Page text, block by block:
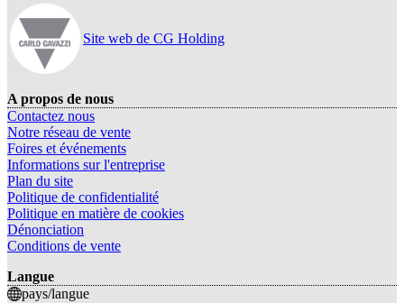
Site web de CG Holding
A propos de nous
Contactez nous
Notre réseau de vente
Foires et événements
Informations sur l'entreprise
Plan du site
Politique de confidentialité
Politique en matière de cookies
Dénonciation
Conditions de vente
Langue
pays/langue